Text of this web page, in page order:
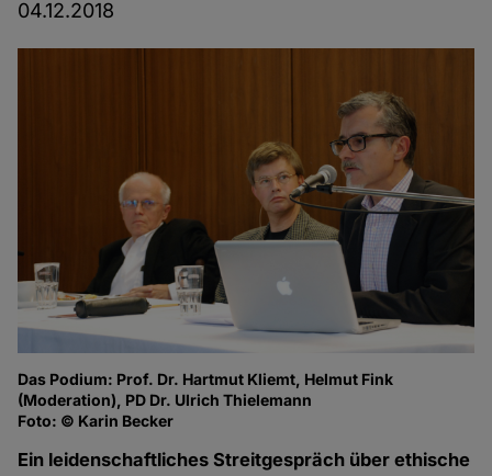
04.12.2018
Das Podium: Prof. Dr. Hartmut Kliemt, Helmut Fink
(Moderation), PD Dr. Ulrich Thielemann
Foto: © Karin Becker
Ein leidenschaftliches Streitgespräch über ethische